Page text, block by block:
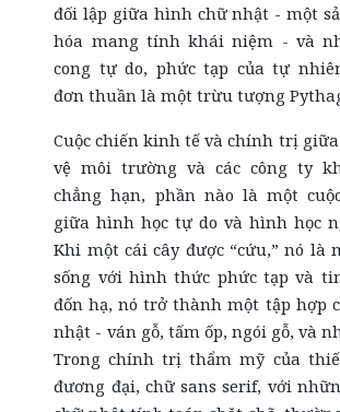
đối lập giữa hình chữ nhật - một
hóa mang tính khái niệm - và
cong tự do, phức tạp của tự
đơn thuần là một trừu tượng
Cuộc chiến kinh tế và chính trị giữa
vệ môi trường và các công ty
chẳng hạn, phần nào là một
giữa hình học tự do và hình học
Khi một cái cây được “cứu,” nó là
sống với hình thức phức tạp và
đốn hạ, nó trở thành một tập hợp
nhật - ván gỗ, tấm ốp, ngói gỗ, và
Trong chính trị thẩm mỹ của
đương đại, chữ sans serif, với